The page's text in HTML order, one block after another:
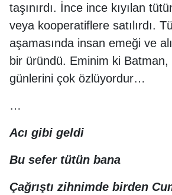
taşınırdı. İnce ince kıyılan
veya kooperatiflere satılırdı.
aşamasında insan emeği ve
bir üründü. Eminim ki
günlerini çok özlüyordur…
…
Acı gibi geldi
Bu sefer tütün bana
Çağrıştı zihnimde birden